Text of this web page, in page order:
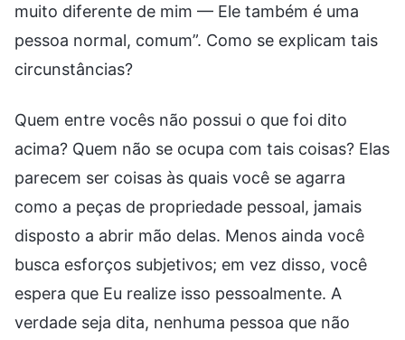
muito diferente de mim — Ele também é uma
pessoa normal, comum”. Como se explicam tais
circunstâncias?
Quem entre vocês não possui o que foi dito
acima? Quem não se ocupa com tais coisas? Elas
parecem ser coisas às quais você se agarra
como a peças de propriedade pessoal, jamais
disposto a abrir mão delas. Menos ainda você
busca esforços subjetivos; em vez disso, você
espera que Eu realize isso pessoalmente. A
verdade seja dita, nenhuma pessoa que não